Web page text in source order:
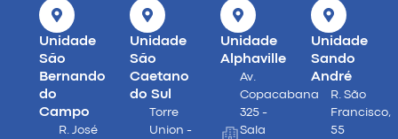
Unidade
São
Bernando
do
Campo
R. José
Unidade
São
Caetano
do Sul
Torre
Union -
Unidade
Alphaville
Av.
Copacabana
325 -
Sala
Unidade
Sando
André
R. São
Francisco,
55